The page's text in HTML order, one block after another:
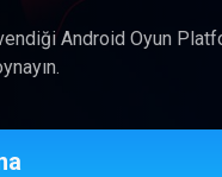
Android Oyun